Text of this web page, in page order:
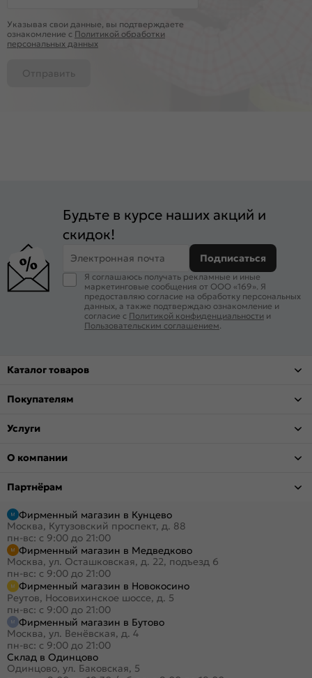
Указывая свои данные, вы подтверждаете
ознакомление c Политикой обработки
персональных данных
Отправить
Будьте в курсе наших акций и
скидок!
Электронная почта Подписаться
Я соглашаюсь получать рекламные и иные
маркетинговые сообщения от ООО «169». Я
предоставляю согласие на обработку персональных
данных, а также подтверждаю ознакомление и
согласие с Политикой конфиденциальности и
Пользовательским соглашением.
Каталог товаров
Покупателям
Услуги
О компании
Партнёрам
Фирменный магазин в Кунцево
Москва, Кутузовский проспект, д. 88
пн-вс: с 9:00 до 21:00
Фирменный магазин в Медведково
Москва, ул. Осташковская, д. 22, подъезд 6
пн-вс: с 9:00 до 21:00
Фирменный магазин в Новокосино
Реутов, Носовихинское шоссе, д. 5
пн-вс: с 9:00 до 21:00
Фирменный магазин в Бутово
Москва, ул. Венёвская, д. 4
пн-вс: с 9:00 до 21:00
Склад в Одинцово
Одинцово, ул. Баковская, 5